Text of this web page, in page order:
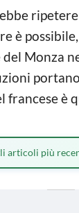
ripetere
è
Monza
francese è
articoli più